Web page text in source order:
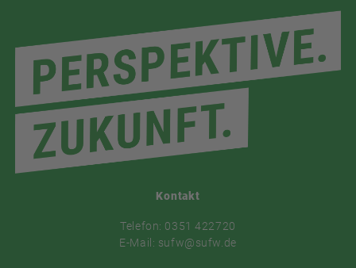
Kontakt
Telefon: 0351 422720
E-Mail: sufw@sufw.de